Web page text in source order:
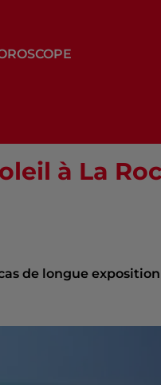
à La
de longue